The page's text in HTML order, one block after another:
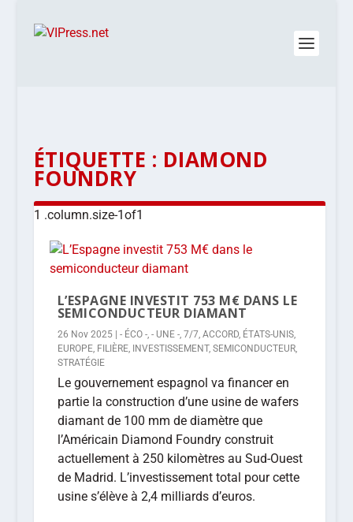
ÉTIQUETTE : DIAMOND
FOUNDRY
L’ESPAGNE INVESTIT 753 M€ DANS LE
SEMICONDUCTEUR DIAMANT
26 Nov 2025| - ÉCO -, - UNE -, 7/7, ACCORD, ÉTATS-UNIS,
EUROPE, FILIÈRE, INVESTISSEMENT, SEMICONDUCTEUR,
STRATÉGIE
Le gouvernement espagnol va financer en
partie la construction d’une usine de wafers
diamant de 100 mm de diamètre que
l’Américain Diamond Foundry construit
actuellement à 250 kilomètres au Sud-Ouest
de Madrid. L’investissement total pour cette
usine s’élève à 2,4 milliards d’euros.